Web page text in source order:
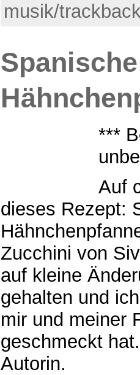
musik/
Spanische
***
Auf
dieses Rezept:
Zucchini von
auf kleine
gehalten und
mir und meiner
geschmeckt
Autorin.